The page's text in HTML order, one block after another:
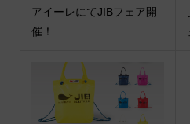
アイーレにてJIBフェア開
催！